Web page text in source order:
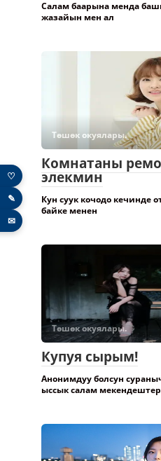
Салам баарына менда
жазайын мен ал
Төшөк окуялары.
Комнатаны
элекмин
Кун суук кочодо кечинде
байке менен
Төшөк окуялары.
Купуя сырым!
Анонимдуу болсун
ыссык салам
♡
✎
✉